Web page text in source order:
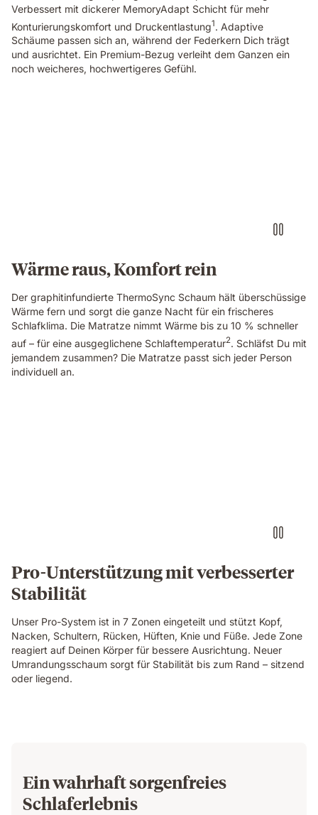
the
textured
cover
and
gold
Verbessert mit dickerer MemoryAdapt Schicht für mehr
Konturierungskomfort und Druckentlastung1
. Adaptive
Schäume passen sich an, während der Federkern Dich trägt
und ausrichtet. Ein Premium-Bezug verleiht dem Ganzen ein
noch weicheres, hochwertigeres Gefühl.
shown
on
side.
Wärme raus, Komfort rein
Der graphitinfundierte ThermoSync Schaum hält überschüssige
Wärme fern und sorgt die ganze Nacht für ein frischeres
Schlafklima. Die Matratze nimmt Wärme bis zu 10 % schneller
auf – für eine ausgeglichene Schlaftemperatur2. Schläfst Du mit
jemandem zusammen? Die Matratze passt sich jeder Person
individuell an.
Original
Pro
mattress
with
a
layers
view
showing
Pro-Unterstützung mit verbesserter
Stabilität
Unser Pro-System ist in 7 Zonen eingeteilt und stützt Kopf,
Nacken, Schultern, Rücken, Hüften, Knie und Füße. Jede Zone
reagiert auf Deinen Körper für bessere Ausrichtung. Neuer
Umrandungsschaum sorgt für Stabilität bis zum Rand – sitzend
oder liegend.
Ein wahrhaft sorgenfreies
Schlaferlebnis